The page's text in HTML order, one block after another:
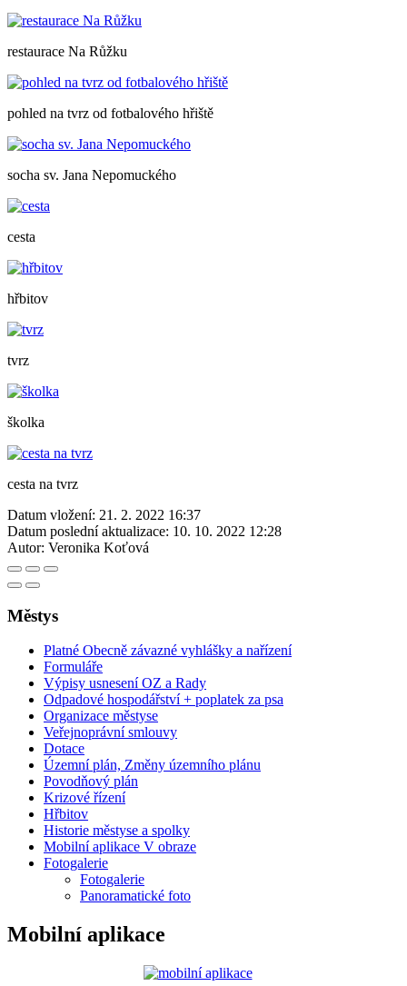
restaurace Na Růžku
pohled na tvrz od fotbalového hřiště
socha sv. Jana Nepomuckého
cesta
hřbitov
tvrz
školka
cesta na tvrz
Datum vložení: 21. 2. 2022 16:37
Datum poslední aktualizace: 10. 10. 2022 12:28
Autor: Veronika Koťová
Městys
Platné Obecně závazné vyhlášky a nařízení
Formuláře
Výpisy usnesení OZ a Rady
Odpadové hospodářství + poplatek za psa
Organizace městyse
Veřejnoprávní smlouvy
Dotace
Územní plán, Změny územního plánu
Povodňový plán
Krizové řízení
Hřbitov
Historie městyse a spolky
Mobilní aplikace V obraze
Fotogalerie
Fotogalerie
Panoramatické foto
Mobilní aplikace